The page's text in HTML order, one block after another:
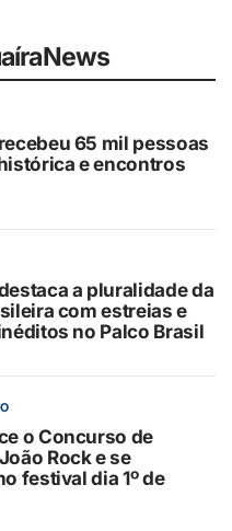
65 mil pessoas
e encontros
a pluralidade da
com estreias e
no Palco Brasil
o Concurso de
Rock e se
festival dia 1º de